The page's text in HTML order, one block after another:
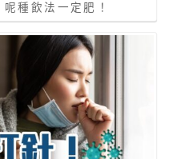
種飲法一定肥！